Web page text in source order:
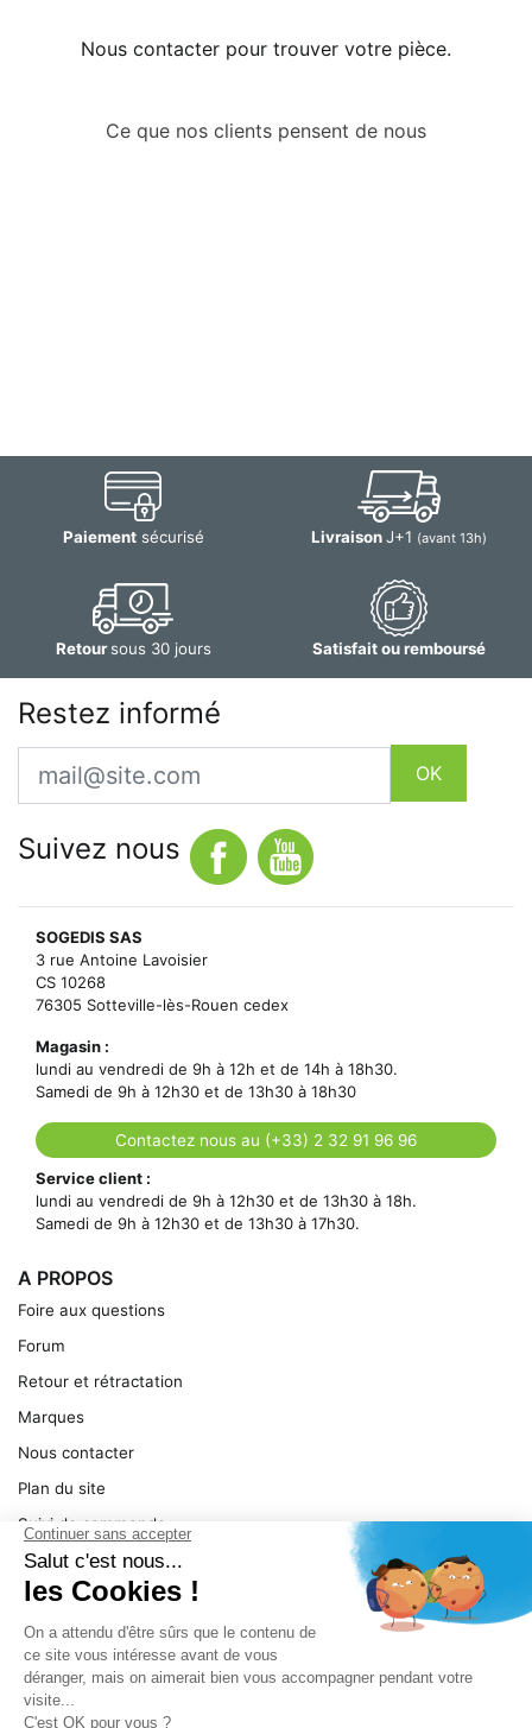
Nous contacter pour trouver votre pièce.
Ce que nos clients pensent de nous
Paiementsécurisé LivraisonJ+1 (avant 13h)
Retoursous 30 jours Satisfait ou remboursé
Restez informé
Email
OK
Suivez nous
SOGEDIS SAS
3 rue Antoine Lavoisier
CS 10268
76305 Sotteville-lès-Rouen cedex
Magasin :
lundi au vendredi de 9h à 12h et de 14h à 18h30.
Samedi de 9h à 12h30 et de 13h30 à 18h30
Contactez nous au (+33) 2 32 91 96 96
Service client :
lundi au vendredi de 9h à 12h30 et de 13h30 à 18h.
Samedi de 9h à 12h30 et de 13h30 à 17h30.
A PROPOS
Foire aux questions
Forum
Retour et rétractation
Marques
Nous contacter
Plan du site
Suivi de commande
Ma facture
Mentions légales
Conditions générales
SERVICE
Pièces détachées